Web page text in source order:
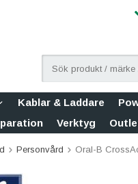
Kablar & Laddare
Verktyg
Personvård Oral-B